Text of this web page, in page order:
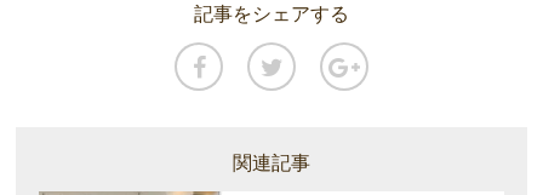
記事をシェアする
関連記事